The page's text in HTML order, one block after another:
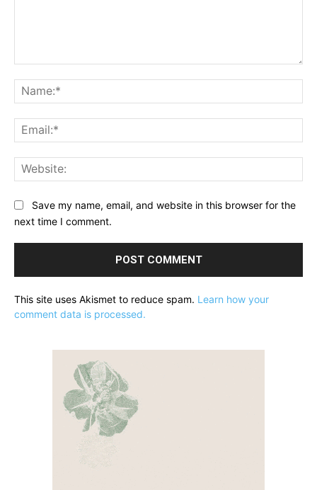
Save my name, email, and website in this browser for the
next time I comment.
This site uses Akismet to reduce spam. Learn how your
comment data is processed.